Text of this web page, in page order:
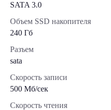
SATA 3.0
Объем SSD накопителя
240 Гб
Разъем
sata
Скорость записи
500 Мб/сек
Скорость чтения